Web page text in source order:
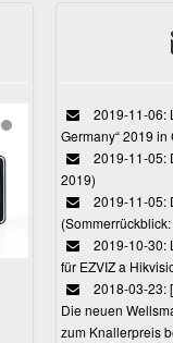
2019-11-06:
Germany“ 2019
2019-11-05:
2019)
2019-11-05:
2019-10-30:
für EZVIZ a
2018-03-23:
Die neuen
zum Knallerpreis